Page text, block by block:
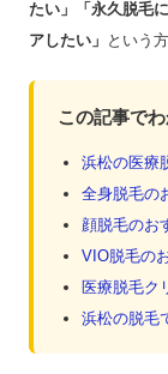
たい」「永久脱毛
アしたい」 という
この記事で
浜松の医療
全身脱毛の
顔脱毛のお
VIO脱毛の
医療脱毛ク
浜松の脱毛